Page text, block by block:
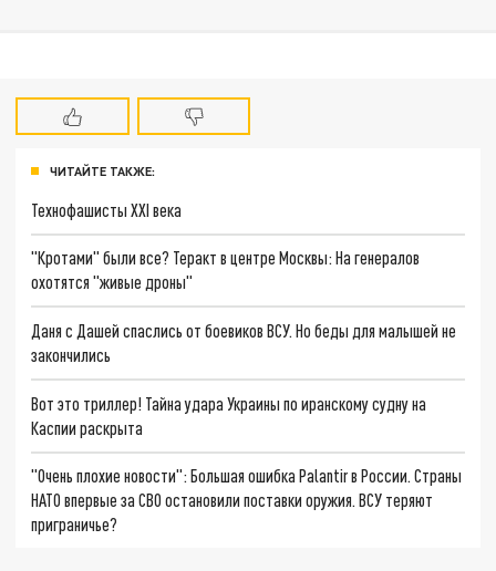
ЧИТАЙТЕ ТАКЖЕ:
Технофашисты XXI века
"Кротами" были все? Теракт в центре Москвы: На генералов
охотятся "живые дроны"
Даня с Дашей спаслись от боевиков ВСУ. Но беды для малышей не
закончились
Вот это триллер! Тайна удара Украины по иранскому судну на
Каспии раскрыта
"Очень плохие новости": Большая ошибка Palantir в России. Страны
НАТО впервые за СВО остановили поставки оружия. ВСУ теряют
приграничье?